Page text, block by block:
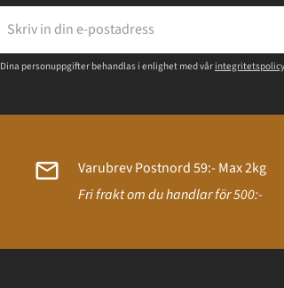
Dina personuppgifter behandlas i enlighet med vår integritetspolicy
Varubrev Postnord 59:- Max 2kg
Fri frakt om du handlar för 500:-